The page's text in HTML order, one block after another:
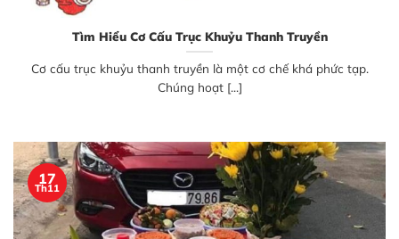
Tìm Hiểu Cơ Cấu Trục Khuỷu Thanh Truyền
Cơ cấu trục khuỷu thanh truyền là một cơ chế khá phức tạp.
Chúng hoạt [...]
17
Th11